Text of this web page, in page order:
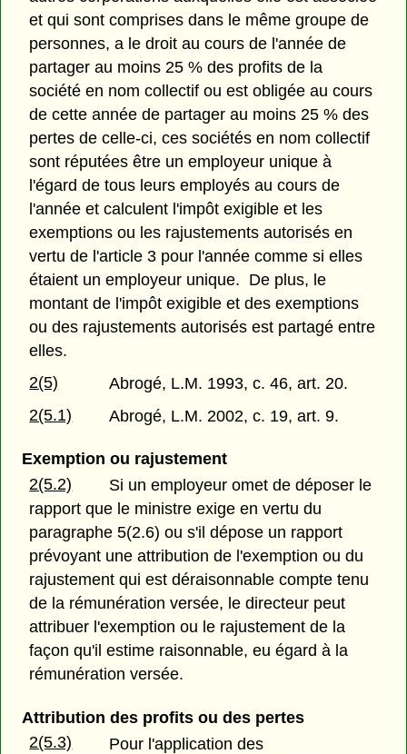
et qui sont comprises dans le même groupe de
personnes, a le droit au cours de l'année de
partager au moins 25 % des profits de la
société en nom collectif ou est obligée au cours
de cette année de partager au moins 25 % des
pertes de celle-ci, ces sociétés en nom collectif
sont réputées être un employeur unique à
l'égard de tous leurs employés au cours de
l'année et calculent l'impôt exigible et les
exemptions ou les rajustements autorisés en
vertu de l'article 3 pour l'année comme si elles
étaient un employeur unique. De plus, le
montant de l'impôt exigible et des exemptions
ou des rajustements autorisés est partagé entre
elles.
2(5)
Abrogé, L.M. 1993, c. 46, art. 20.
2(5.1)
Abrogé, L.M. 2002, c. 19, art. 9.
Exemption ou rajustement
2(5.2)
Si un employeur omet de déposer le
rapport que le ministre exige en vertu du
paragraphe 5(2.6) ou s'il dépose un rapport
prévoyant une attribution de l'exemption ou du
rajustement qui est déraisonnable compte tenu
de la rémunération versée, le directeur peut
attribuer l'exemption ou le rajustement de la
façon qu'il estime raisonnable, eu égard à la
rémunération versée.
Attribution des profits ou des pertes
2(5.3)
Pour l'application des